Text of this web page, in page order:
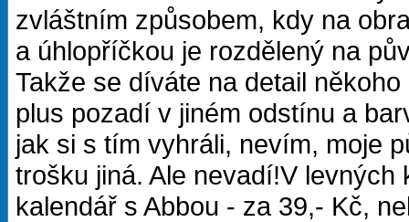
zvláštním způsobem, kdy na
a úhlopříčkou je rozdělený na
Takže se díváte na detail
plus pozadí v jiném odstínu a
jak si s tím vyhráli, nevím, moje
trošku jiná. Ale nevadí!V
kalendář s Abbou - za 39,- Kč,